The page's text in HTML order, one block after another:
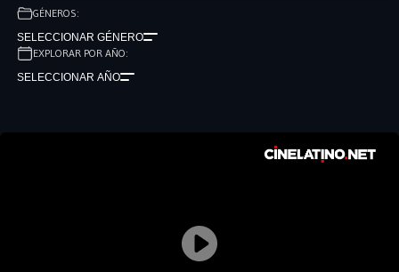
GÉNEROS:
SELECCIONAR GÉNERO
EXPLORAR POR AÑO:
SELECCIONAR AÑO